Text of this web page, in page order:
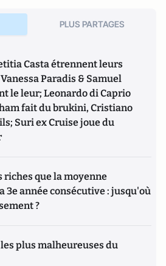
PLUS PARTAGES
Casta étrennent leurs
Paradis & Samuel
le leur; Leonardo di Caprio
fait du brukini, Cristiano
Suri ex Cruise joue du
riches que la moyenne
3e année consécutive : jusqu'où
?
plus malheureuses du